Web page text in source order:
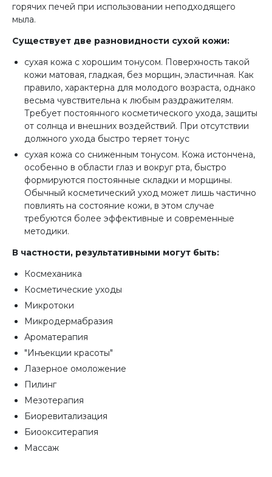
горячих печей при использовании неподходящего
мыла.
Существует две разновидности сухой кожи:
сухая кожа с хорошим тонусом. Поверхность такой
кожи матовая, гладкая, без морщин, эластичная. Как
правило, характерна для молодого возраста, однако
весьма чувствительна к любым раздражителям.
Требует постоянного косметического ухода, защиты
от солнца и внешних воздействий. При отсутствии
должного ухода быстро теряет тонус
сухая кожа со сниженным тонусом. Кожа истончена,
особенно в области глаз и вокруг рта, быстро
формируются постоянные складки и морщины.
Обычный косметический уход может лишь частично
повлиять на состояние кожи, в этом случае
требуются более эффективные и современные
методики.
В частности, результативными могут быть:
Космеханика
Косметические уходы
Микротоки
Микродермабразия
Ароматерапия
"Инъекции красоты"
Лазерное омоложение
Пилинг
Мезотерапия
Биоревитализация
Биоокситерапия
Массаж